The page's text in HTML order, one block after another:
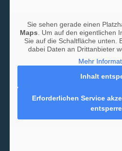
Sie sehen gerade einen
Maps . Um auf den eigentlichen
Sie auf die Schaltfläche unten.
dabei Daten an Drittanbieter
Mehr
Inhalt
Erforderlichen Service